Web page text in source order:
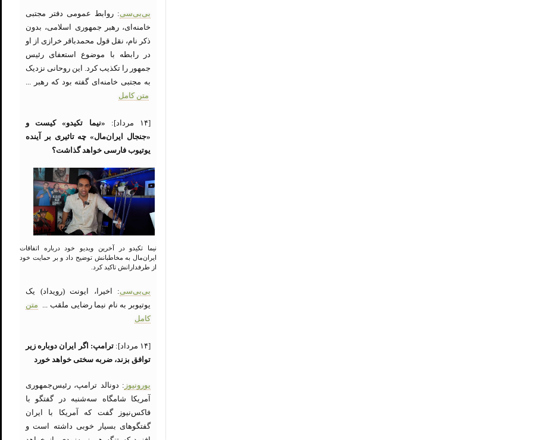
بی‌بی‌سی: روابط عمومی دفتر مجتبی
خامنه‌ای، رهبر جمهوری اسلامی، بدون
ذکر نام، نقل قول محمدباقر خرازی از او
در رابطه با موضوع استعفای رئیس
جمهور را تکذیب کرد. این روحانی نزدیک
به مجتبی خامنه‌ای گفته بود که رهبر ...
متن کامل
[۱۴ مرداد]:
«نیما تکیدو» کیست و
«جنجال ایران‌مال» چه تاثیری بر آینده
یوتیوب فارسی خواهد گذاشت؟
نیما تکیدو در آخرین ویدیو خود درباره اتفاقات
ایران‌مال به مخاطبانش توضیح داد و بر حمایت خود
از طرفدارانش تاکید کرد.
بی‌بی‌سی: اخیرا، ایونت (رویداد) یک
یوتیوبر به نام نیما رضایی ملقب ... متن
کامل
[۱۴ مرداد]:
ترامپ: اگر ایران دوباره زیر
توافق بزند، ضربه سختی خواهد خورد
یورونیوز : دونالد ترامپ، رئیس‌جمهوری
آمریکا شامگاه سه‌شنبه در گفتگو با
فاکس‌نیوز گفت که آمریکا با ایران
گفتگوهای بسیار خوبی داشته است و